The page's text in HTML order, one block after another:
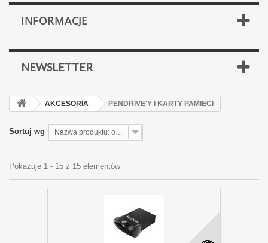
INFORMACJE
NEWSLETTER
AKCESORIA PENDRIVE'Y I KARTY PAMIĘCI
Sortuj wg Nazwa produktu: od Z do A
Pokazuje 1 - 15 z 15 elementów